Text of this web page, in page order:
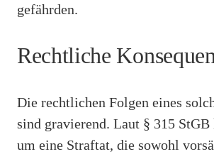
gefährden.
Rechtliche
Die rechtlichen Folgen eines
sind gravierend. Laut § 315 StGB
um eine Straftat, die sowohl